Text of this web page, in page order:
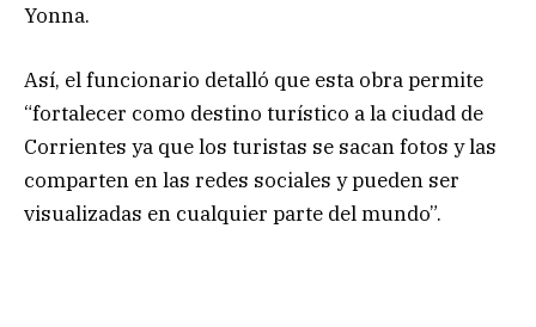
Yonna.
Así, el funcionario detalló que esta obra permite
“fortalecer como destino turístico a la ciudad de
Corrientes ya que los turistas se sacan fotos y las
comparten en las redes sociales y pueden ser
visualizadas en cualquier parte del mundo”.